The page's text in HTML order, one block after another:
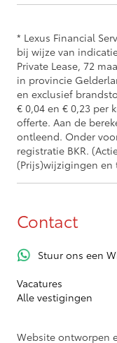
* Lexus Financial
bij wijze van
Private Lease, 72
in provincie
en exclusief
€ 0,04 en € 0,23 per
offerte. Aan de
ontleend. Onder
registratie BKR.
(Prijs)wijzigingen
Contact
Stuur ons een
Vacatures
Alle vestigingen
Website ontworpen